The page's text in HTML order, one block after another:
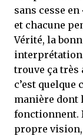
sans cesse
et chacune
Vérité, la
interprétation.
trouve ça très
c’est quelque
manière dont
fonctionnent.
propre